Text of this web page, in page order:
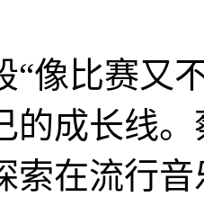
比赛又不
的成长线
索在流行